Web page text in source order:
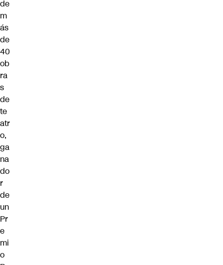
de
m
ás
de
40
ob
ra
s
de
te
atr
o,
ga
na
do
r
de
un
Pr
e
mi
o